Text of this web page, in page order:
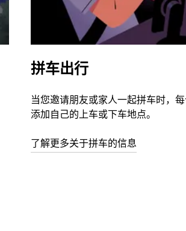
拼车出行
当您邀请朋友或家人一起拼车时，
添加自己的上车或下车地点。
了解更多关于拼车的信息